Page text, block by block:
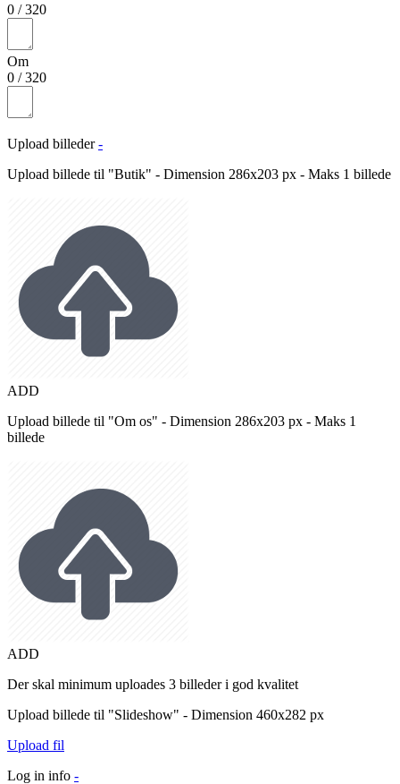
0 /320
Om
0 /320
Upload billeder -
Upload billede til "Butik" - Dimension 286x203 px - Maks 1 billede
ADD
Upload billede til "Om os" - Dimension 286x203 px - Maks 1
billede
ADD
Der skal minimum uploades 3 billeder i god kvalitet
Upload billede til "Slideshow" - Dimension 460x282 px
Upload fil
Log in info -